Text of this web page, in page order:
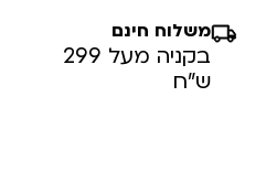
משלוח חינם
בקניה מעל 299
ש”ח